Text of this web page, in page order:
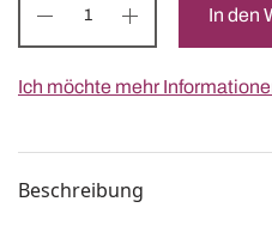
In den
Ich möchte mehr
Beschreibung